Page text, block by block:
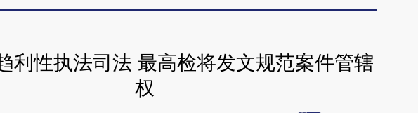
利性执法司法 最高检将发文规范案件管辖
权